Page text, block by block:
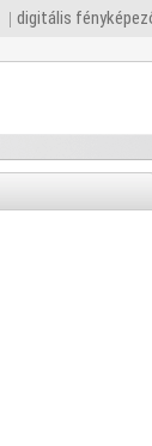
digitális